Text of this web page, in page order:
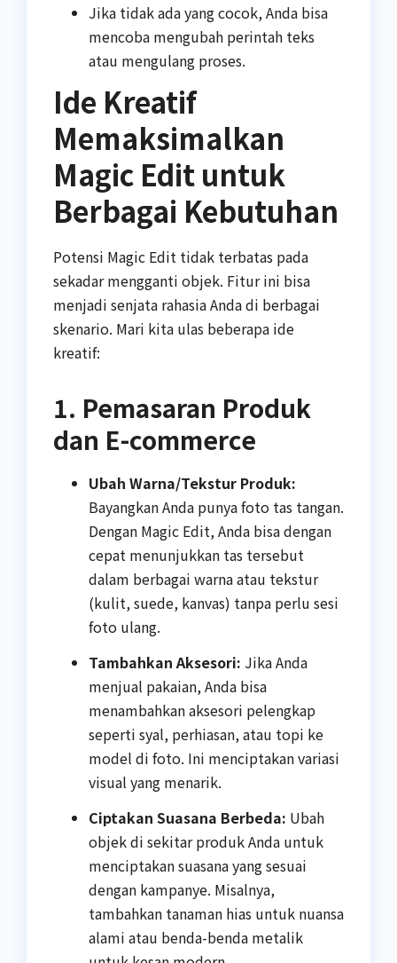
Jika tidak ada yang cocok, Anda bisa
mencoba mengubah perintah teks
atau mengulang proses.
Ide Kreatif
Memaksimalkan
Magic Edit untuk
Berbagai Kebutuhan
Potensi Magic Edit tidak terbatas pada
sekadar mengganti objek. Fitur ini bisa
menjadi senjata rahasia Anda di berbagai
skenario. Mari kita ulas beberapa ide
kreatif:
1. Pemasaran Produk
dan E-commerce
Ubah Warna/Tekstur Produk:
Bayangkan Anda punya foto tas tangan.
Dengan Magic Edit, Anda bisa dengan
cepat menunjukkan tas tersebut
dalam berbagai warna atau tekstur
(kulit, suede, kanvas) tanpa perlu sesi
foto ulang.
Tambahkan Aksesori: Jika Anda
menjual pakaian, Anda bisa
menambahkan aksesori pelengkap
seperti syal, perhiasan, atau topi ke
model di foto. Ini menciptakan variasi
visual yang menarik.
Ciptakan Suasana Berbeda: Ubah
objek di sekitar produk Anda untuk
menciptakan suasana yang sesuai
dengan kampanye. Misalnya,
tambahkan tanaman hias untuk nuansa
alami atau benda-benda metalik